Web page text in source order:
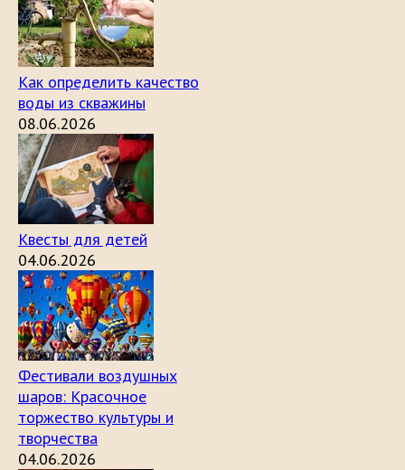
Как определить качество
воды из скважины
08.06.2026
Квесты для детей
04.06.2026
Фестивали воздушных
шаров: Красочное
торжество культуры и
творчества
04.06.2026